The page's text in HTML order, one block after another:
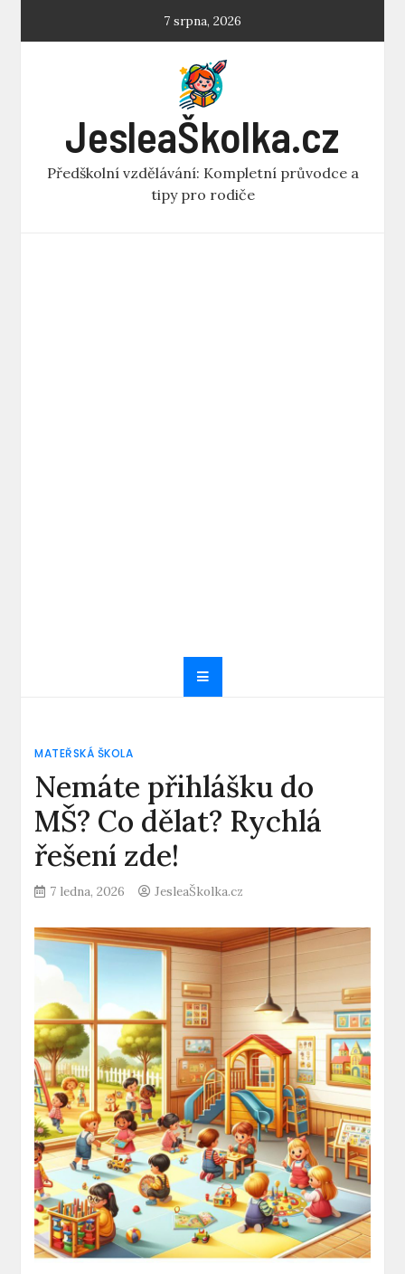
7 srpna, 2026
JesleaŠkolka.cz
Předškolní vzdělávání: Kompletní průvodce a
tipy pro rodiče
MATEŘSKÁ ŠKOLA
Nemáte přihlášku do
MŠ? Co dělat? Rychlá
řešení zde!
7 ledna, 2026 JesleaŠkolka.cz